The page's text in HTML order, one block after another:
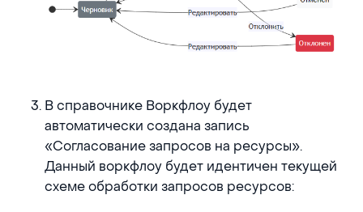
В справочнике Воркфлоу будет
автоматически создана запись
«Согласование запросов на ресурсы».
Данный воркфлоу будет идентичен текущей
схеме обработки запросов ресурсов: